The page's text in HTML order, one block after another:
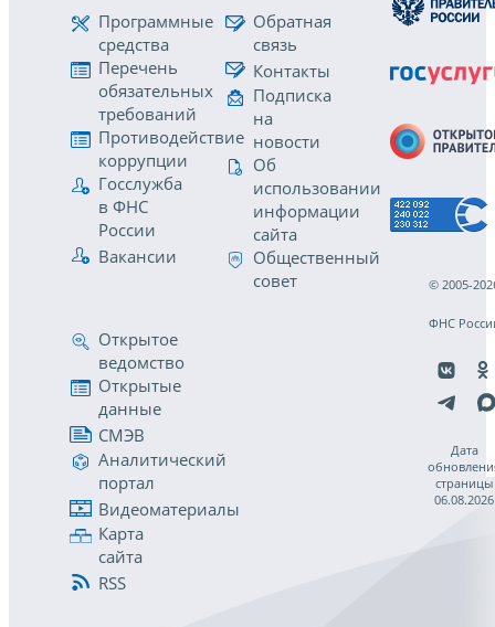
Программные
средства
Перечень
обязательных
требований
Противодействие
коррупции
Госслужба
в ФНС
России
Вакансии
Обратная
связь
Контакты
Подписка
на
новости
Об
использовании
информации
сайта
Общественный
совет
Открытое
ведомство
Открытые
данные
СМЭВ
Аналитический
портал
Видеоматериалы
Карта
сайта
RSS
© 2005-
ФНС
Дата
страницы
06.08.2026